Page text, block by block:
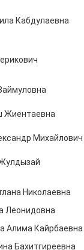
Кабдулаевна
Жиентаевна
Михайлович
Николаевна
Леонидовна
Кайрбаевна
Бахитгиреевна